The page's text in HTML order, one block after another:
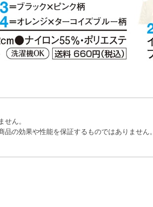
ん。
の効果や性能を保証するものではありません。